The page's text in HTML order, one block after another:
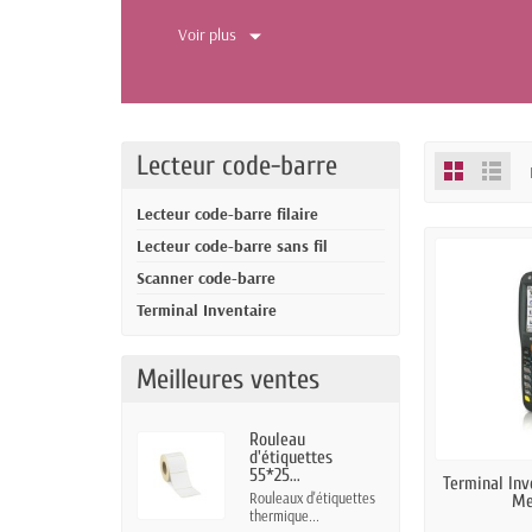
Voir plus
Lecteur code-barre
Lecteur code-barre filaire
Lecteur code-barre sans fil
Scanner code-barre
Terminal Inventaire
Meilleures ventes
Rouleau
d'étiquettes
55*25...
Rouleaux d'étiquettes
thermique...
DERNIERS
Terminal